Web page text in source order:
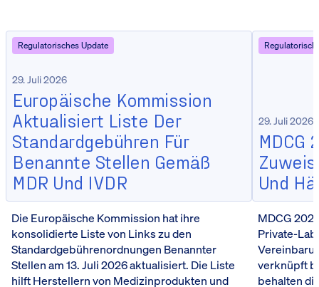
Regulatorisches Update
29. Juli 2026
Europäische Kommission
Aktualisiert Liste Der
Standardgebühren Für
Benannte Stellen Gemäß
MDR Und IVDR
Die Europäische Kommission hat ihre
konsolidierte Liste von Links zu den
Standardgebührenordnungen Benannter
Stellen am 13. Juli 2026 aktualisiert. Die Liste
hilft Herstellern von Medizinprodukten und
29. Juli 2026
MDCG
Und
MDCG
Private-
verknüpft
behalten